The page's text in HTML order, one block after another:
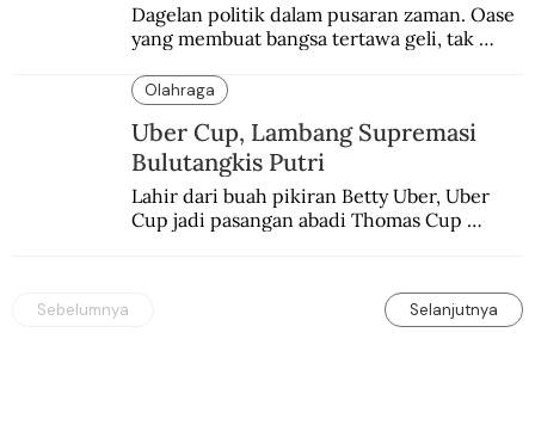
Dagelan politik dalam pusaran zaman. Oase
yang membuat bangsa tertawa geli, tak
Olahraga
Uber Cup, Lambang Supremasi
Bulutangkis Putri
Lahir dari buah pikiran Betty Uber, Uber
Cup jadi pasangan abadi Thomas Cup
Sebelumnya Selanjutnya